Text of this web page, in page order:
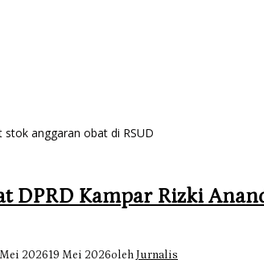
stok anggaran obat di RSUD
DPRD Kampar Rizki
202619 Mei 2026oleh Jurnalis